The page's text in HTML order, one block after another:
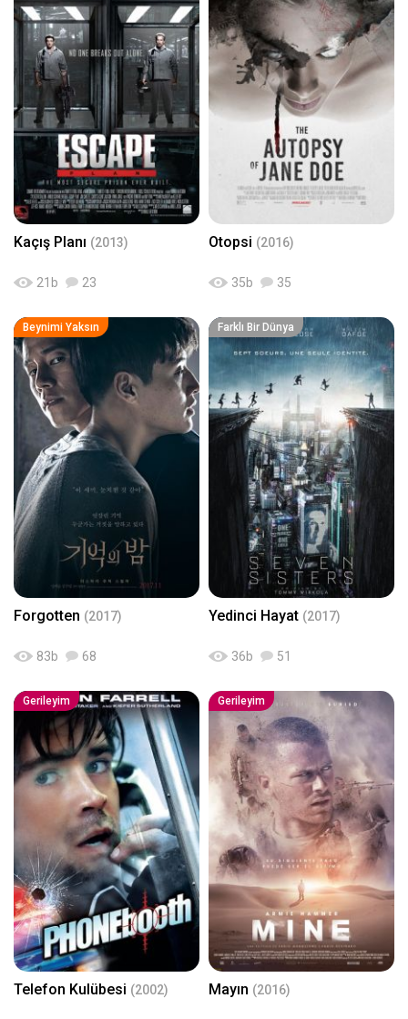
Kaçış Planı (2013)
21 b 23
Otopsi (2016)
35b 35
Beynimi Yaksın
Forgotten (2017)
83b 68
Farklı Bir Dünya
Yedinci Hayat (2017)
36b 51
Gerileyim
Telefon Kulübesi (2002)
Gerileyim
Mayın (2016)